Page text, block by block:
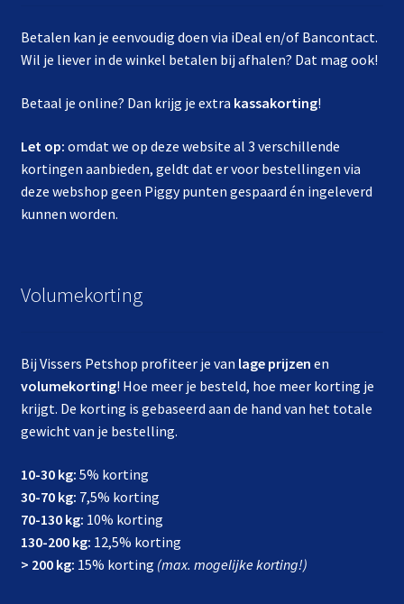
Betalen kan je eenvoudig doen via iDeal en/of Bancontact.
Wil je liever in de winkel betalen bij afhalen? Dat mag ook!
Betaal je online? Dan krijg je extra kassakorting!
Let op: omdat we op deze website al 3 verschillende
kortingen aanbieden, geldt dat er voor bestellingen via
deze webshop geen Piggy punten gespaard én ingeleverd
kunnen worden.
Volumekorting
Bij Vissers Petshop profiteer je van lage prijzen en
volumekorting! Hoe meer je besteld, hoe meer korting je
krijgt. De korting is gebaseerd aan de hand van het totale
gewicht van je bestelling.
10-30 kg: 5% korting
30-70 kg: 7,5% korting
70-130 kg: 10% korting
130-200 kg: 12,5% korting
> 200 kg: 15% korting (max. mogelijke korting!)